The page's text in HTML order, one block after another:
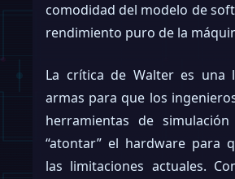
comodidad del modelo de
rendimiento puro de la
La crítica de Walter es una
armas para que los
herramientas de
“atontar” el hardware para
las limitaciones actuales.